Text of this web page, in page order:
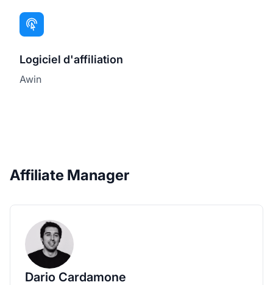
Logiciel d'affiliation
Awin
Affiliate Manager
Dario Cardamone